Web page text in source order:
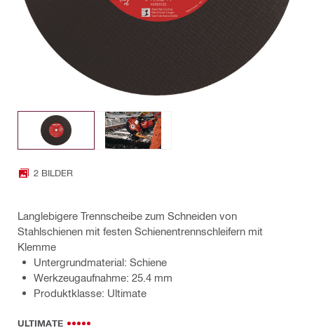
2 BILDER
Langlebigere Trennscheibe zum Schneiden von
Stahlschienen mit festen Schienentrennschleifern mit
Klemme
Untergrundmaterial: Schiene
Werkzeugaufnahme: 25.4 mm
Produktklasse: Ultimate
ULTIMATE